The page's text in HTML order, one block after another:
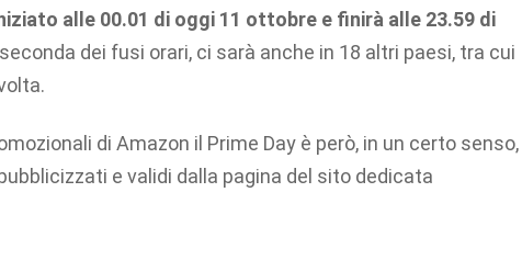
alle 00.01 di oggi 11 ottobre e finirà alle 23.59 di
dei fusi orari, ci sarà anche in 18 altri paesi, tra cui
di Amazon il Prime Day è però, in un certo senso,
e validi dalla pagina del sito dedicata